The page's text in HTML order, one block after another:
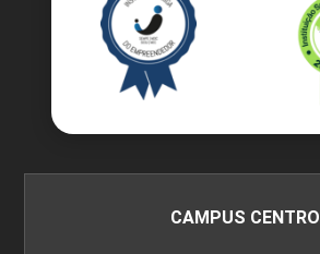
CAMPUS CENTRO